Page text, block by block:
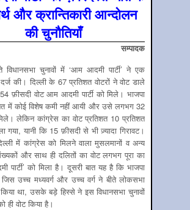
और क्रान्तिकारी आन्दोलन
की चुनौतियाँ
सम्‍पादक
विधानसभा चुनावों में ‘आम आदमी पार्टी’ ने एक
की। दिल्ली के 67 प्रतिशत वोटरों ने वोट डाले
फ़ीसदी वोट आम आदमी पार्टी को मिले। भाजपा
में कोई विशेष कमी नहीं आयी और उसे लगभग 32
लेकिन कांग्रेस का वोट प्रतिशत 10 प्रतिशत
गया, यानी कि 15 फ़ीसदी से भी ज़्यादा गिरावट।
में कांग्रेस को मिलने वाला मुसलमानों व अन्य
और साथ ही दलितों का वोट लगभग पूरा का
पार्टी’ को मिला है। दूसरी बात यह है कि भाजपा
उच्च मध्यवर्ग और उच्च वर्ग ने बीते लोकसभा
किया था, उसके बड़े हिस्से ने इस विधानसभा चुनावों
ही वोट किया है।